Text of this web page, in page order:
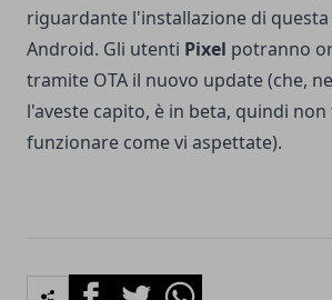
riguardante l'installazione di
Android. Gli utenti Pixel potranno
tramite OTA il nuovo update (che,
l'aveste capito, è in beta, quindi
funzionare come vi aspettate).
FacebookTwitterWhatsapp